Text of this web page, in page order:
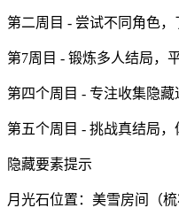
第二周目 - 尝试不同角色
第7周目 - 锻炼多人结局，
第四个周目 - 专注收集隐
第五个周目 - 挑战真结局，
隐藏要素提示
月光石位置：美雪房间（